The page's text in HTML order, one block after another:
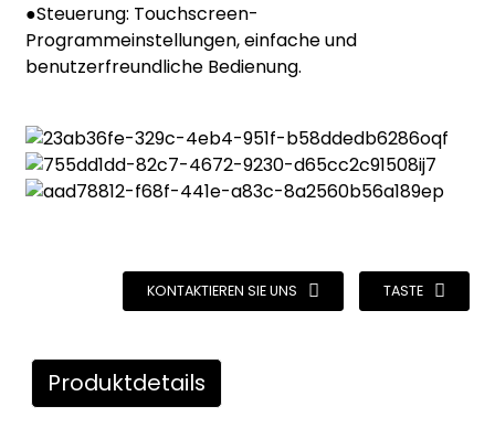
●Steuerung: Touchscreen-
Programmeinstellungen, einfache und
benutzerfreundliche Bedienung.
KONTAKTIEREN SIE UNS TASTE
Produktdetails